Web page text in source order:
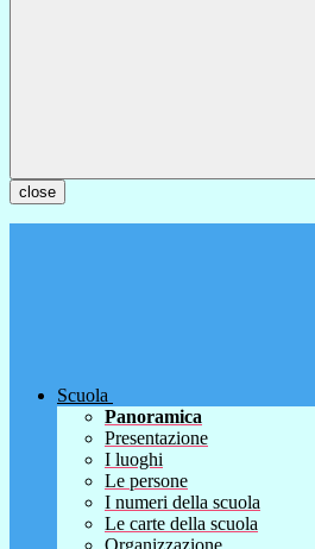
close
Scuola
Panoramica
Presentazione
I luoghi
Le persone
I numeri della scuola
Le carte della scuola